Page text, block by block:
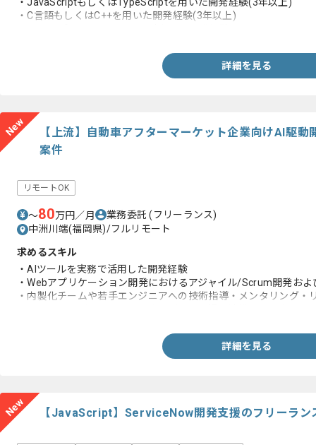
・C言語もしくはC++を用いた開発経験(3年以上)
詳細を見る
New
【上流】自動車アフターマーケット企業向けAI駆
案件
リモートOK
〜80万円／月 業務委託(フリーランス)
中洲川端(福岡県)/フルリモート
求めるスキル
・AIツールを実務で活用した開発経験
・Webアプリケーション開発におけるアジャイル/Scrum開発お
・内製化チームや若手エンジニアへの技術指導・メンタリング・
詳細を見る
New 【JavaScript】ServiceNow開発支援のフリーラン